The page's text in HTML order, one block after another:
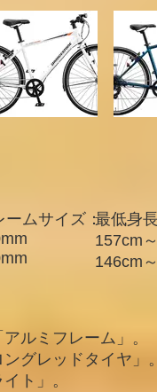
最低身
157cm
​146cm
ームサイズ：
ルミフレーム」。
ングレッドタイヤ」
ト」。